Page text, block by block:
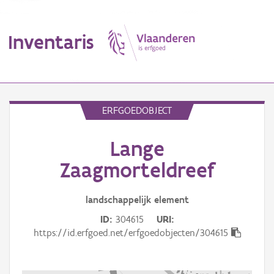
Inventaris
Aanduidingsobject
ERFGOEDOBJECT
Lange
Zaagmorteldreef
landschappelijk element
ID 304615
URI
https://id.erfgoed.net/erfgoedobjecten/304615